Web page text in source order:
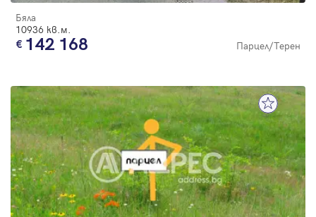
Бяла
10936 кв.м.
142 168 Парцел/Терен